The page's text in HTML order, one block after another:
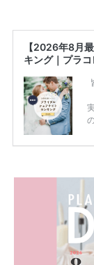
【2026年8月
キング｜プラ